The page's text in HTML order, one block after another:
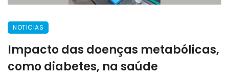
NOTICIAS
Impacto das doenças metabólicas,
como diabetes, na saúde